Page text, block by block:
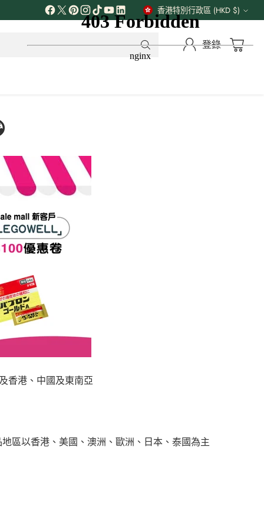
貨
幣
香港特別行政區 (HKD $)
登錄
香港、中國及東南亞
區以香港、美國、澳洲、歐洲、日本、泰國為主